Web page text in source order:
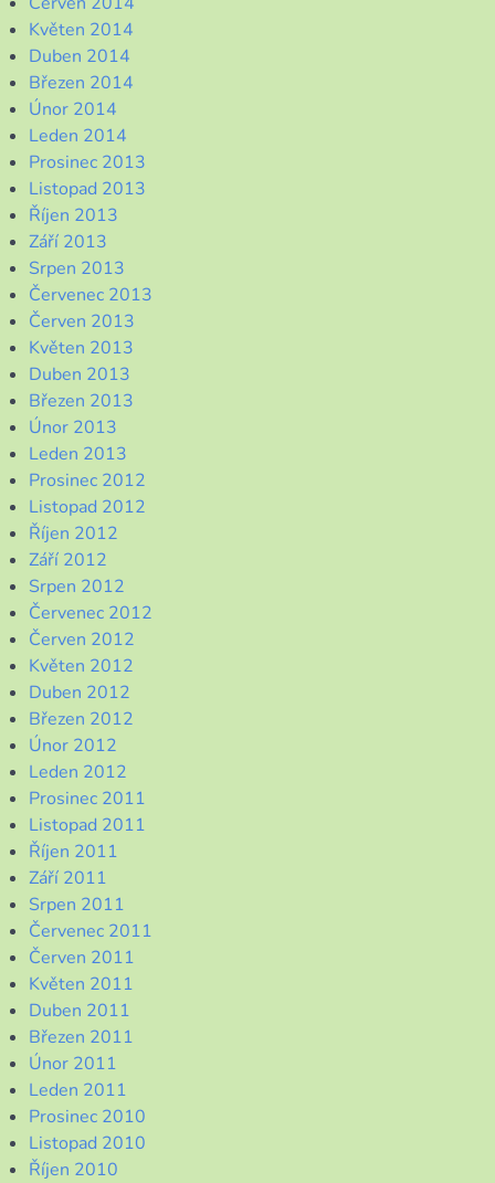
Květen 2014
Duben 2014
Březen 2014
Únor 2014
Leden 2014
Prosinec 2013
Listopad 2013
Říjen 2013
Září 2013
Srpen 2013
Červenec 2013
Červen 2013
Květen 2013
Duben 2013
Březen 2013
Únor 2013
Leden 2013
Prosinec 2012
Listopad 2012
Říjen 2012
Září 2012
Srpen 2012
Červenec 2012
Červen 2012
Květen 2012
Duben 2012
Březen 2012
Únor 2012
Leden 2012
Prosinec 2011
Listopad 2011
Říjen 2011
Září 2011
Srpen 2011
Červenec 2011
Červen 2011
Květen 2011
Duben 2011
Březen 2011
Únor 2011
Leden 2011
Prosinec 2010
Listopad 2010
Říjen 2010